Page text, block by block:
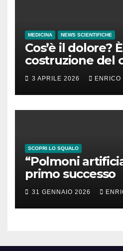
MEDICINA NEWS SCIENTIFICHE
Cos’è il dolore?
costruzione del
3 APRILE 2026 ENRICO
SCOPRI LO SQUALO
“Polmoni
primo successo
31 GENNAIO 2026